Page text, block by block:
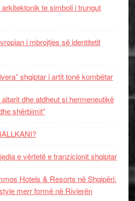
te simboli i trungut
i mbrojtjes së identitetit
shqiptar i artit tonë kombëtar
dhe atdheut si hermeneutikë
shërbimit”
e vërtetë e tranzicionit shqiptar
Hotels & Resorts në Shqipëri:
merr formë në Rivierën